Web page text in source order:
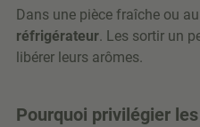
Dans une pièce fraîche ou au
réfrigérateur. Les sortir un
libérer leurs arômes.
Pourquoi privilégier